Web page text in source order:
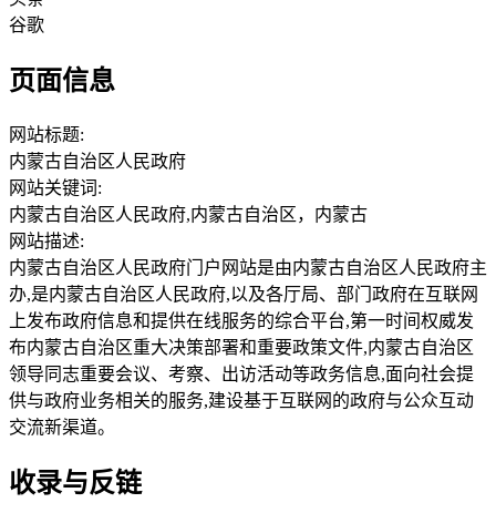
谷歌
页面信息
网站标题:
内蒙古自治区人民政府
网站关键词:
内蒙古自治区人民政府,内蒙古自治区，内蒙古
网站描述:
内蒙古自治区人民政府门户网站是由内蒙古自治区人民政府主
办,是内蒙古自治区人民政府,以及各厅局、部门政府在互联网
上发布政府信息和提供在线服务的综合平台,第一时间权威发
布内蒙古自治区重大决策部署和重要政策文件,内蒙古自治区
领导同志重要会议、考察、出访活动等政务信息,面向社会提
供与政府业务相关的服务,建设基于互联网的政府与公众互动
交流新渠道。
收录与反链